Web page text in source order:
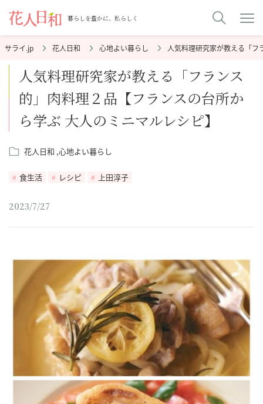
暮らしを豊かに、私らしく
花人日和 心地よい暮らし 人気料理研究家が教える「
人気料理研究家が教える「フランス
的」肉料理２品【フランスの台所か
ら学ぶ 大人のミニマルレシピ】
花人日和 心地よい暮らし
食生活 レシピ 上田淳子
2023/7/27